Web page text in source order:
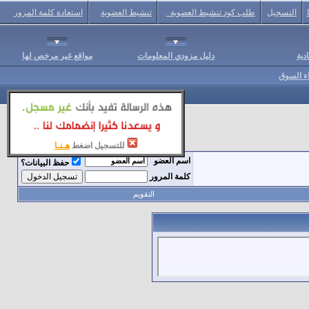
للتسجيل اضغط هـنـا
التسجيل طلب كود تنشيط العضوية تنشيط العضوية استعادة كلمة المرور
دليل مزودي المعلومات مواقع غير مرخص لها
السوق
اسم العضو
حفظ البيانات؟
كلمة المرور
التقويم